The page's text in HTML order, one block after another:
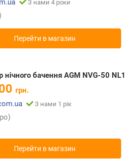
З нами 4 роки
Перейти в магазин
нічного бачення AGM NVG-50 NL1
грн.
З нами 1 рік
Перейти в магазин